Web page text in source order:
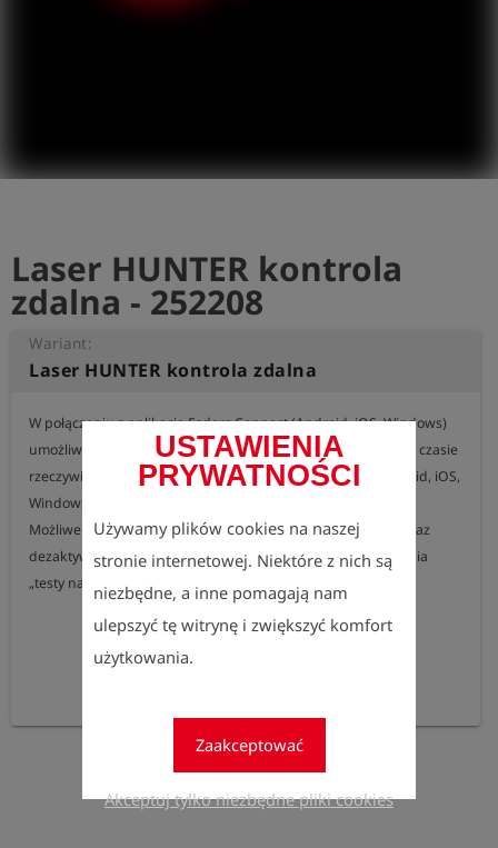
USTAWIENIA
PRYWATNOŚCI
Używamy plików cookies na naszej
stronie internetowej. Niektóre z nich są
niezbędne, a inne pomagają nam
ulepszyć tę witrynę i zwiększyć komfort
użytkowania.
Zaakceptować
Akceptuj tylko niezbędne pliki cookies
Laser HUNTER kontrola
zdalna - 252208
Wariant:
Laser HUNTER kontrola zdalna
W połączeniu z aplikacją Esders Connect (Android, iOS, Windows)
umożliwia wyświetlanie wartości pomiarowych urządzenia w czasie
rzeczywistym na smartfonie, tablecie lub komputerze (Android, iOS,
Windows).
Możliwe jest również ręczne ustawienie punktu zerowego oraz
dezaktywacja alarmu. Funkcja dotyczy wyłącznie zastosowania
„testy naziemne”.